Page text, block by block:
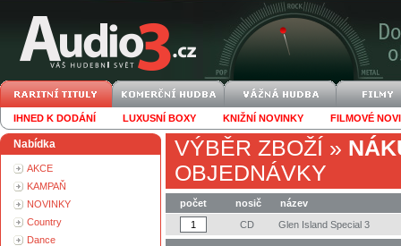
IHNED K DODÁNÍ LUXUSNÍ BOXY KNIŽNÍ NOVINKY FILMOVÉ
Nabídka
AKCE
KAMPAŇ
NOVINKY
Country
Dance
VÝBĚR ZBOŽÍ »
OBJEDNÁVKY
počet nosič
název
CD
Glen Island Special 3